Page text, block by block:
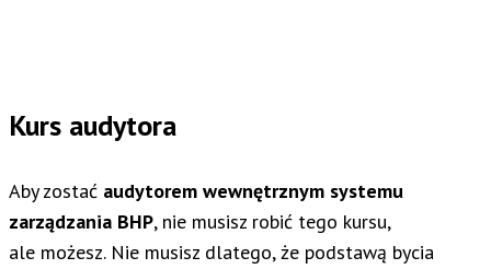
Kurs audytora
Aby zostać audytorem wewnętrznym systemu
zarządzania BHP, nie musisz robić tego kursu,
ale możesz. Nie musisz dlatego, że podstawą bycia